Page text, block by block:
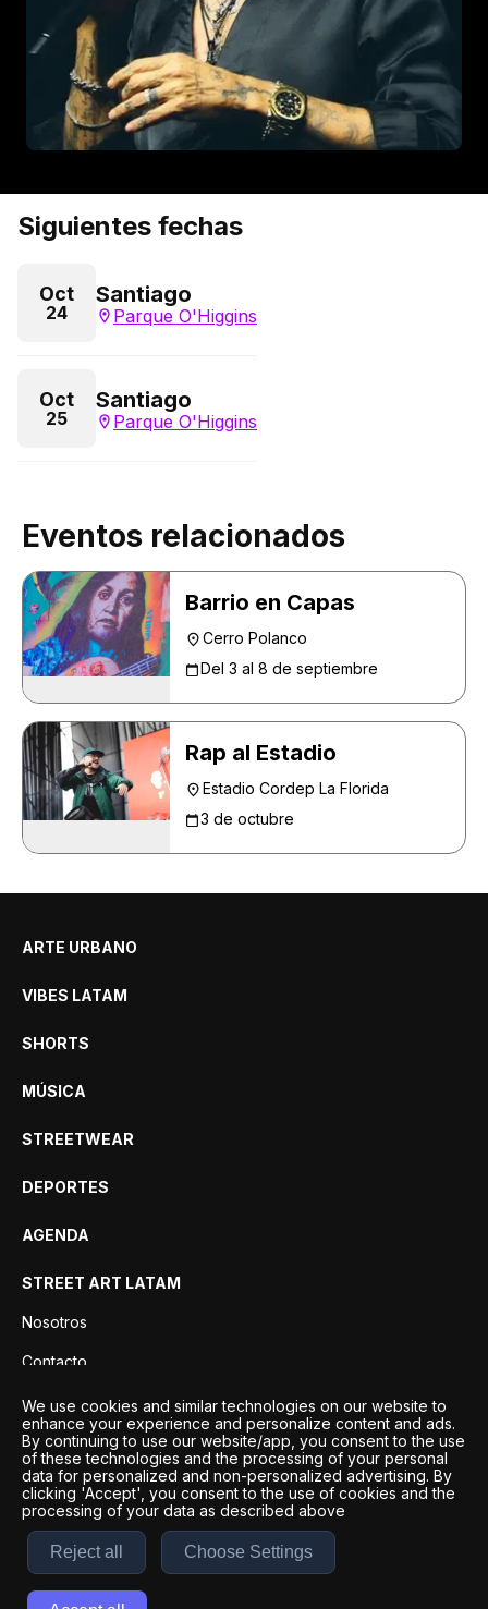
Siguientes fechas
Oct
24
Santiago
Parque O'Higgins
Oct
25
Santiago
Parque O'Higgins
Eventos relacionados
Barrio en Capas
Cerro Polanco
Del 3 al 8 de septiembre
Rap al Estadio
Estadio Cordep La Florida
3 de octubre
ARTE URBANO
VIBES LATAM
SHORTS
MÚSICA
STREETWEAR
DEPORTES
AGENDA
STREET ART LATAM
Nosotros
Contacto
Privacidad
Desarrollo por
We use cookies and similar technologies on our website to
enhance your experience and personalize content and ads.
By continuing to use our website/app, you consent to the use
of these technologies and the processing of your personal
data for personalized and non-personalized advertising. By
clicking 'Accept', you consent to the use of cookies and the
processing of your data as described above
Reject all Choose Settings